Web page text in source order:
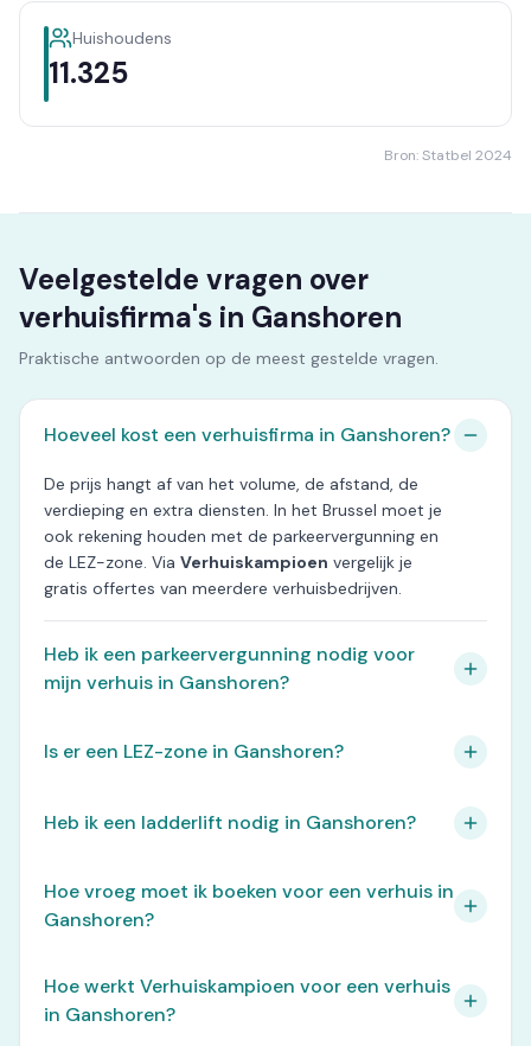
Huishoudens
11.325
Bron: Statbel 2024
Veelgestelde vragen over
verhuisfirma's in Ganshoren
Praktische antwoorden op de meest gestelde vragen.
Hoeveel kost een verhuisfirma in Ganshoren?
De prijs hangt af van het volume, de afstand, de
verdieping en extra diensten. In het Brussel moet je
ook rekening houden met de parkeervergunning en
de LEZ-zone. Via Verhuiskampioen vergelijk je
gratis offertes van meerdere verhuisbedrijven.
Heb ik een parkeervergunning nodig voor
mijn verhuis in Ganshoren?
Is er een LEZ-zone in Ganshoren?
Heb ik een ladderlift nodig in Ganshoren?
Hoe vroeg moet ik boeken voor een verhuis in
Ganshoren?
Hoe werkt Verhuiskampioen voor een verhuis
in Ganshoren?